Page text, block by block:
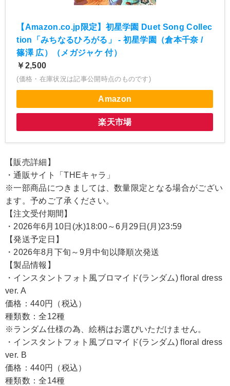
【Amazon.co.jp限定】初星学園 Duet Song Collec
tion「みちなるひろがる」 - 初星学園（倉本千奈 /
篠澤 広）（メガジャケ 付）
￥2,500
(価格・在庫状況は記事公開時点のものです)
Amazon
楽天市場
【販売詳細】
・通販サイト「THEキャラ」
※一部商品につきましては、数量限定となる場合がござい
ます。予めご了承ください。
【注文受付期間】
・2026年6月10日(水)18:00～6月29日(月)23:59
【発送予定日】
・2026年8月下旬～9月中旬以降順次発送
【製品情報】
・インスタントフォト風ブロマイド(ランダム) floral dress
ver. A
価格：440円（税込）
種類数：全12種
※ランダム仕様の為、絵柄はお選びいただけません。
・インスタントフォト風ブロマイド(ランダム) floral dress
ver. B
価格：440円（税込）
種類数：全14種